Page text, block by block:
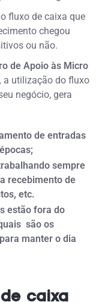
fluxo de caixa que
chegou
ou não.
de Apoio às Micro
a utilização do fluxo
negócio, gera
de entradas
sempre
recebimento de
etc.
estão fora do
são os
manter o dia
caixa